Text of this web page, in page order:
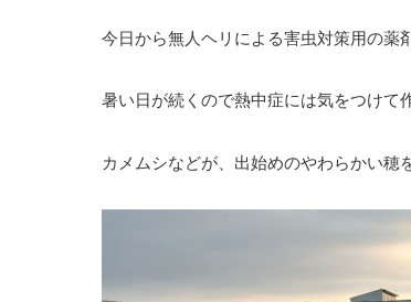
今日から無人ヘリによる害虫対策用の薬
暑い日が続くので熱中症には気をつけて
カメムシなどが、出始めのやわらかい穂